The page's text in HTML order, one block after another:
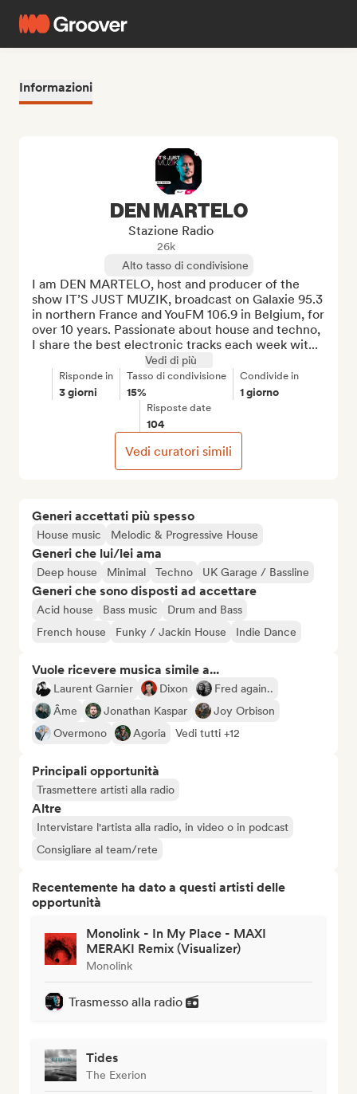
Informazioni
Generi accettati più spesso
House music Melodic & Progressive House
Generi che lui/lei ama
Deep house Minimal Techno UK Garage / Bassline
Generi che sono disposti ad accettare
Acid house Bass music
Drum and Bass
French house
Funky / Jackin House Indie Dance
Vuole ricevere musica simile a...
Laurent Garnier Dixon
Fred again..
Âme
Jonathan Kaspar
Joy Orbison
Overmono
Agoria Vedi tutti +12
Principali opportunità
Trasmettere artisti alla radio
Altre
Intervistare l'artista alla radio, in video o in podcast
Consigliare al team/rete
Recentemente ha dato a questi artisti delle
opportunità
Monolink - In My Place - MAXI
MERAKI Remix (Visualizer)
Monolink
Trasmesso alla radio
Tides
The Exerion
DEN MARTELO
Stazione Radio
26k
Alto tasso di condivisione
I am DEN MARTELO, host and producer of the
show IT’S JUST MUZIK, broadcast on Galaxie 95.3
in northern France and YouFM 106.9 in Belgium, for
over 10 years. Passionate about house and techno,
I share the best electronic tracks each week wit...
Vedi di più
Risponde in
3 giorni
Tasso di condivisione
15%
Condivide in
1 giorno
Risposte date
104
Vedi curatori simili